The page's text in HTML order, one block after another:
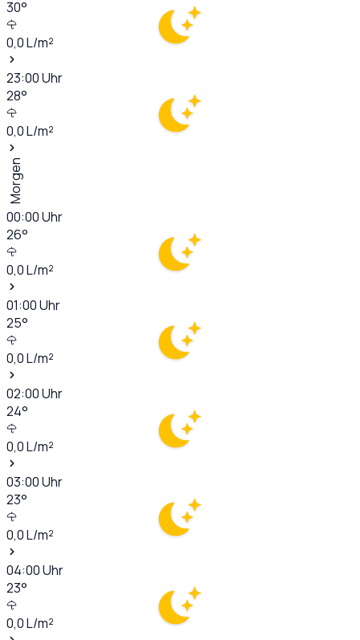
30°
0,0L/m²
23:00Uhr
28°
0,0L/m²
Morgen
00:00Uhr
26°
0,0L/m²
01:00Uhr
25°
0,0L/m²
02:00Uhr
24°
0,0L/m²
03:00Uhr
23°
0,0L/m²
04:00Uhr
23°
0,0L/m²